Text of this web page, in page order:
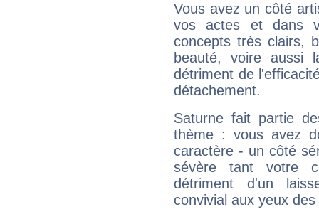
Vous avez un côté
vos actes et dans
concepts très clairs,
beauté, voire aussi
détriment de
détachement.
Saturne fait partie
thème : vous avez
caractère - un côté
sévère tant votre
détriment d'un
convivial aux yeux